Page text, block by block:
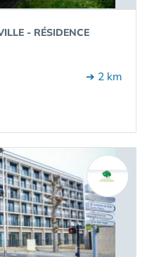
- RÉSIDENCE
➔ 2 km